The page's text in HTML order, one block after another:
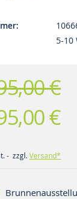
5-10
€
€
- zzgl.Versand*